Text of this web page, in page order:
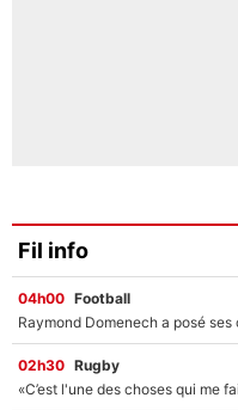
Fil info
04h00 Football
02h30 Rugby